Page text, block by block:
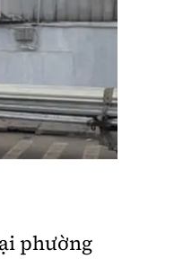
Sản phẩm mới
Tư vấn
phường